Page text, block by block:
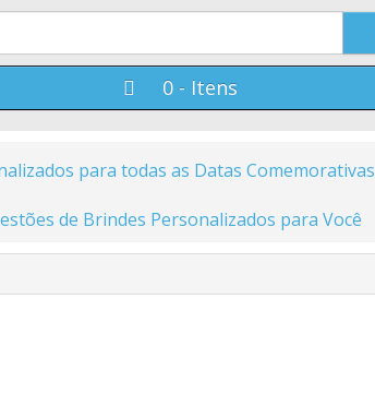
0 - Itens
para todas as Datas Comemorativas
de Brindes Personalizados para Você